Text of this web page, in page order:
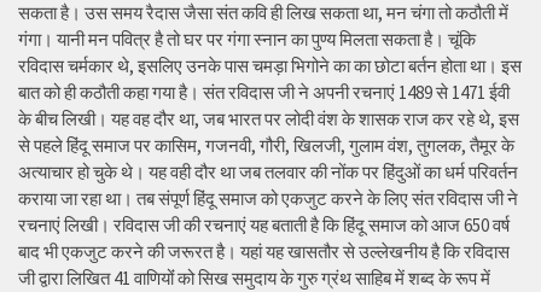
सकता है। उस समय रैदास जैसा संत कवि ही लिख सकता था, मन चंगा तो कठौती में
गंगा। यानी मन पवित्र है तो घर पर गंगा स्नान का पुण्य मिलता सकता है। चूंकि
रविदास चर्मकार थे, इसलिए उनके पास चमड़ा भिगोने का का छोटा बर्तन होता था। इस
बात को ही कठौती कहा गया है। संत रविदास जी ने अपनी रचनाएं 1489 से 1471 ईवी
के बीच लिखी। यह वह दौर था, जब भारत पर लोदी वंश के शासक राज कर रहे थे, इस
से पहले हिंदू समाज पर कासिम, गजनवी, गौरी, खिलजी, गुलाम वंश, तुगलक, तैमूर के
अत्याचार हो चुके थे। यह वही दौर था जब तलवार की नोंक पर हिंदुओं का धर्म परिवर्तन
कराया जा रहा था। तब संपूर्ण हिंदू समाज को एकजुट करने के लिए संत रविदास जी ने
रचनाएं लिखी। रविदास जी की रचनाएं यह बताती है कि हिंदू समाज को आज 650 वर्ष
बाद भी एकजुट करने की जरूरत है। यहां यह खासतौर से उल्लेखनीय है कि रविदास
जी द्वारा लिखित 41 वाणियोंं को सिख समुदाय के गुरु ग्रंथ साहिब में शब्द के रूप में